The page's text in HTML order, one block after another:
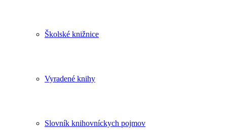
Školské knižnice
Vyradené knihy
Slovník knihovníckych pojmov